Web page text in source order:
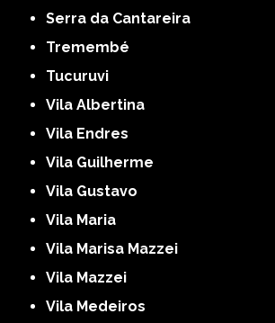
Serra da Cantareira
Tremembé
Tucuruvi
Vila Albertina
Vila Endres
Vila Guilherme
Vila Gustavo
Vila Maria
Vila Marisa Mazzei
Vila Mazzei
Vila Medeiros